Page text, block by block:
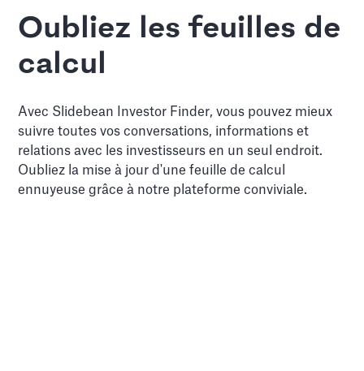
Oubliez les feuilles de
calcul
Avec Slidebean Investor Finder, vous pouvez mieux
suivre toutes vos conversations, informations et
relations avec les investisseurs en un seul endroit.
Oubliez la mise à jour d'une feuille de calcul
ennuyeuse grâce à notre plateforme conviviale.